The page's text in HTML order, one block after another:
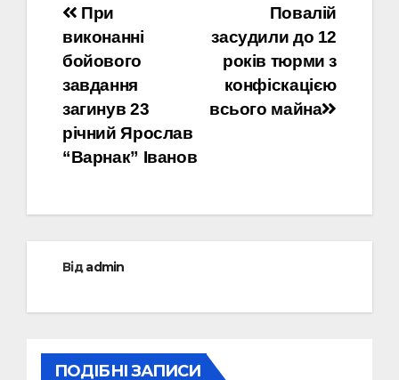
Навігація
записів
Повалій
засудили до 12
років тюрми з
конфіскацією
всього майна
При
виконанні
бойового
завдання
загинув 23
річний Ярослав
“Варнак” Іванов
Відadmin
ПОДІБНІ ЗАПИСИ